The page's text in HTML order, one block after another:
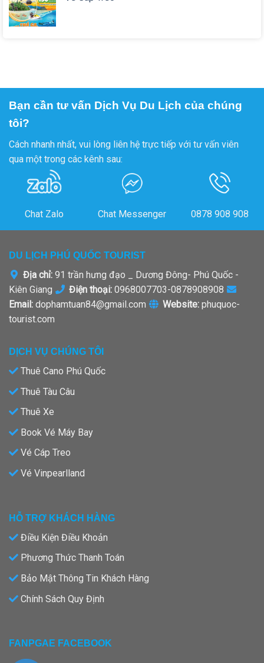
Bạn cần tư vấn Dịch Vụ Du Lịch của chúng
tôi?
Cách nhanh nhất, vui lòng liên hệ trực tiếp với tư vấn viên
qua một trong các kênh sau:
Chat Zalo Chat Messenger 0878 908 908
DU LỊCH PHÚ QUỐC TOURIST
Địa chỉ: 91 trần hưng đạo _ Dương Đông- Phú Quốc -
Kiên Giang
Điện thoại: 0968007703-0878908908
Email: dophamtuan84@gmail.com Website: phuquoc-
tourist.com
DỊCH VỤ CHÚNG TÔI
Thuê Cano Phú Quốc
Thuê Tàu Câu
Thuê Xe
Book Vé Máy Bay
Vé Cáp Treo
Vé Vinpearlland
HỖ TRỢ KHÁCH HÀNG
Điều Kiện Điều Khoản
Phương Thức Thanh Toán
Bảo Mật Thông Tin Khách Hàng
Chính Sách Quy Định
FANPGAE FACEBOOK